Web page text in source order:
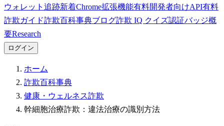
ウォレット追跡新着Chrome拡張機能有料開発者向けAPI有料
詐欺ガイド詐欺百科事典ブログ詐欺 IQ クイズ認証バッジ概
要Research
ログイン
ホーム
詐欺百科事典
健康・ウェルネス詐欺
幹細胞治療詐欺：違法治療の識別方法